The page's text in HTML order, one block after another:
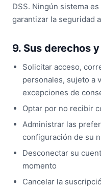
DSS. Ningún sistema
garantizar la seguridad
9. Sus derechos
Solicitar acceso,
personales, sujeto a
excepciones de
Optar por no recibir
Administrar las
configuración de su
Desconectar su
momento
Cancelar la